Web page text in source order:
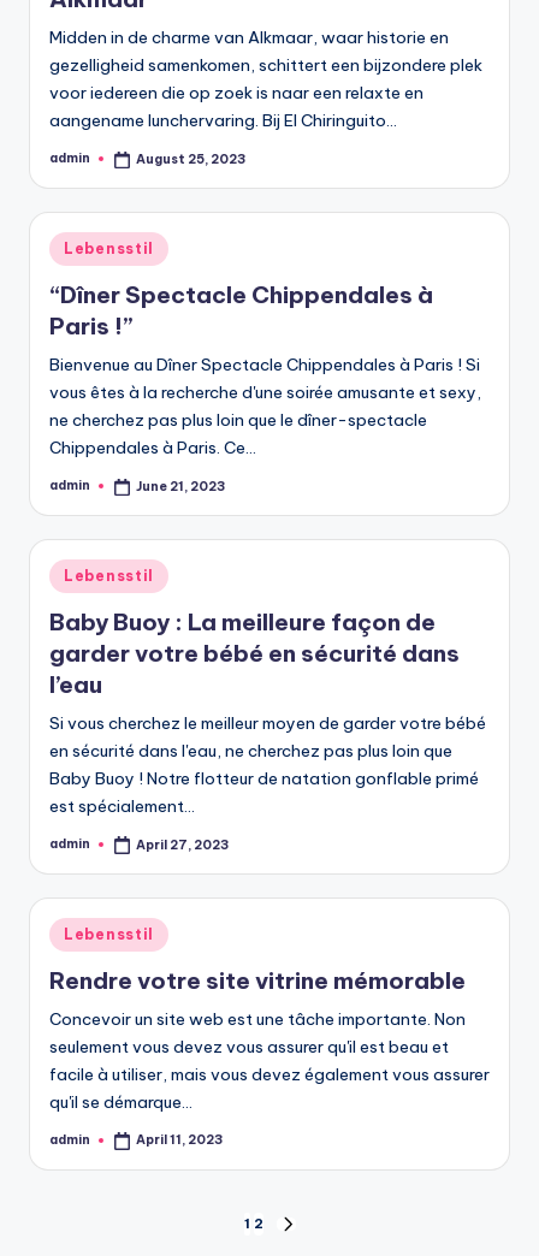
Midden in de charme van Alkmaar, waar historie en
gezelligheid samenkomen, schittert een bijzondere plek
voor iedereen die op zoek is naar een relaxte en
aangename lunchervaring. Bij El Chiringuito…
Posted
admin August 25, 2023
Posted
Lebensstil
“Dîner Spectacle Chippendales à
Paris !”
Bienvenue au Dîner Spectacle Chippendales à Paris ! Si
vous êtes à la recherche d'une soirée amusante et sexy,
ne cherchez pas plus loin que le dîner-spectacle
Chippendales à Paris. Ce…
Posted
admin June 21, 2023
Posted
in
Lebensstil
Baby Buoy : La meilleure façon de
garder votre bébé en sécurité dans
l’eau
Si vous cherchez le meilleur moyen de garder votre bébé
en sécurité dans l'eau, ne cherchez pas plus loin que
Baby Buoy ! Notre flotteur de natation gonflable primé
est spécialement…
Posted
admin April 27, 2023
Posted
in
Lebensstil
Rendre votre site vitrine mémorable
Concevoir un site web est une tâche importante. Non
seulement vous devez vous assurer qu'il est beau et
facile à utiliser, mais vous devez également vous assurer
qu'il se démarque…
Posted
admin April 11, 2023
1 2